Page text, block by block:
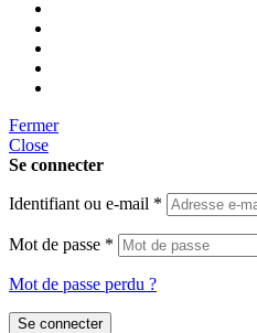
Fermer
Close
Se connecter
Identifiant ou e-mail *
Mot de passe *
Mot de passe perdu ?
Se connecter